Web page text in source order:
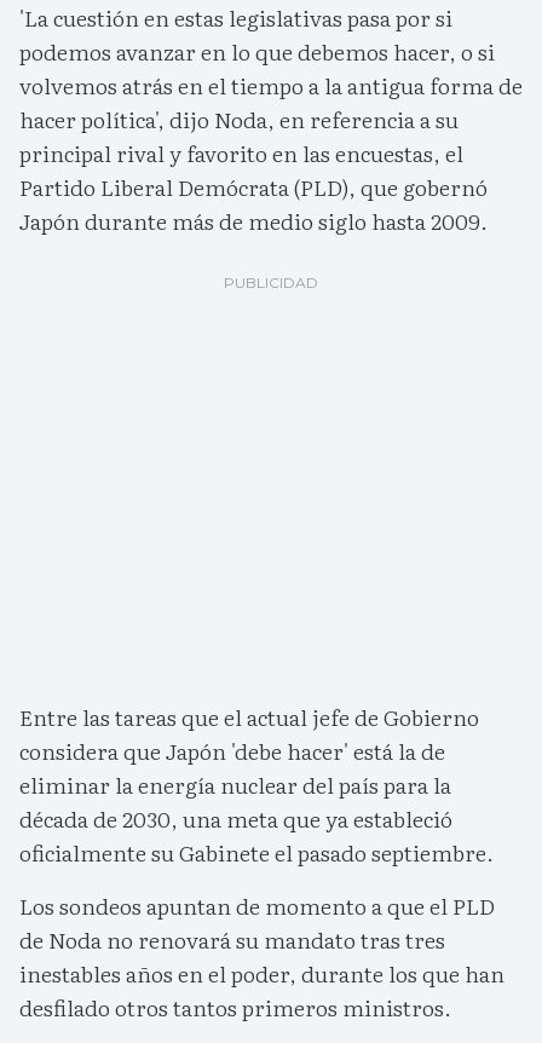
'La cuestión en estas legislativas pasa por si
podemos avanzar en lo que debemos hacer, o si
volvemos atrás en el tiempo a la antigua forma de
hacer política', dijo Noda, en referencia a su
principal rival y favorito en las encuestas, el
Partido Liberal Demócrata (PLD), que gobernó
Japón durante más de medio siglo hasta 2009.
Entre las tareas que el actual jefe de Gobierno
considera que Japón 'debe hacer' está la de
eliminar la energía nuclear del país para la
década de 2030, una meta que ya estableció
oficialmente su Gabinete el pasado septiembre.
Los sondeos apuntan de momento a que el PLD
de Noda no renovará su mandato tras tres
inestables años en el poder, durante los que han
desfilado otros tantos primeros ministros.